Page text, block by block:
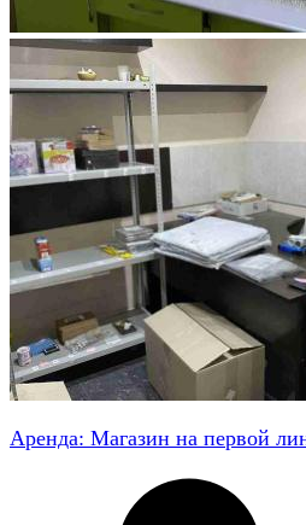
Аренда: Магазин на первой